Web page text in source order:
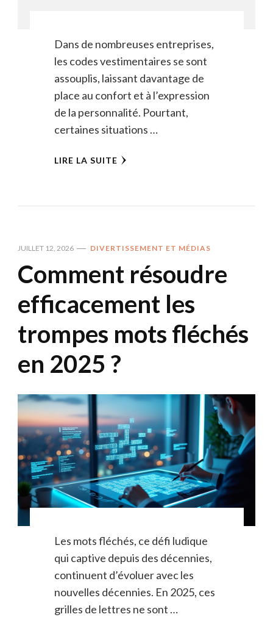
Dans de nombreuses entreprises,
les codes vestimentaires se sont
assouplis, laissant davantage de
place au confort et à l’expression
de la personnalité. Pourtant,
certaines situations …
LIRE LA SUITE
JUILLET 12, 2026 DIVERTISSEMENT ET MÉDIAS
Comment résoudre
efficacement les
trompes mots fléchés
en 2025 ?
Les mots fléchés, ce défi ludique
qui captive depuis des décennies,
continuent d’évoluer avec les
nouvelles décennies. En 2025, ces
grilles de lettres ne sont …